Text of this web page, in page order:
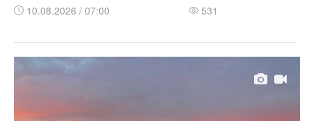
10.08.2026 / 07:00 531